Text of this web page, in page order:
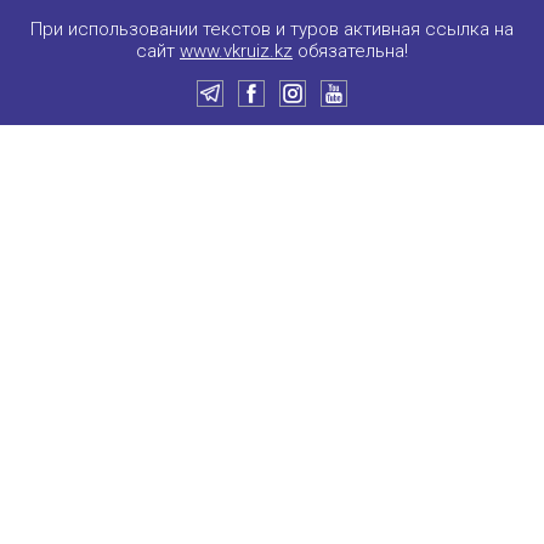
При использовании текстов и туров активная ссылка на
сайт www.vkruiz.kz обязательна!